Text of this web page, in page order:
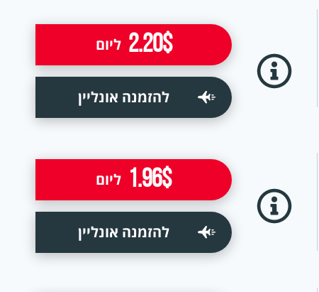
2.20$ ליום
להזמנה אונליין
1.96$ ליום
להזמנה אונליין